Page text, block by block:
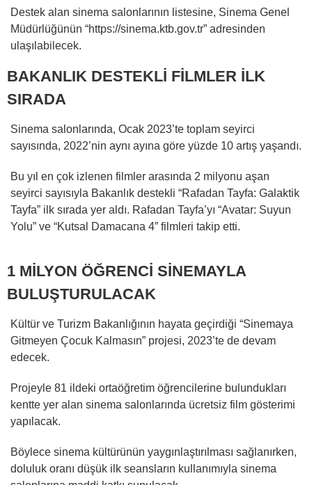
Destek alan sinema salonlarının listesine, Sinema Genel
Müdürlüğünün “https://sinema.ktb.gov.tr” adresinden
ulaşılabilecek.
BAKANLIK DESTEKLİ FİLMLER İLK
SIRADA
Sinema salonlarında, Ocak 2023’te toplam seyirci
sayısında, 2022’nin aynı ayına göre yüzde 10 artış yaşandı.
Bu yıl en çok izlenen filmler arasında 2 milyonu aşan
seyirci sayısıyla Bakanlık destekli “Rafadan Tayfa: Galaktik
Tayfa” ilk sırada yer aldı. Rafadan Tayfa’yı “Avatar: Suyun
Yolu” ve “Kutsal Damacana 4” filmleri takip etti.
1 MİLYON ÖĞRENCİ SİNEMAYLA
BULUŞTURULACAK
Kültür ve Turizm Bakanlığının hayata geçirdiği “Sinemaya
Gitmeyen Çocuk Kalmasın” projesi, 2023’te de devam
edecek.
Projeyle 81 ildeki ortaöğretim öğrencilerine bulundukları
kentte yer alan sinema salonlarında ücretsiz film gösterimi
yapılacak.
Böylece sinema kültürünün yaygınlaştırılması sağlanırken,
doluluk oranı düşük ilk seansların kullanımıyla sinema